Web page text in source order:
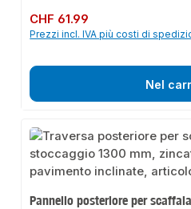
Prezzo normale:
CHF 61.99
Prezzi incl. IVA più costi di
Nel
Pannello posteriore per